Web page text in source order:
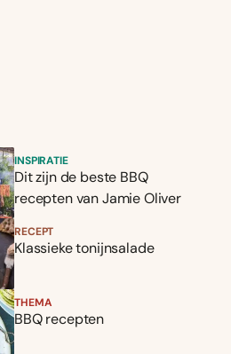
INSPIRATIE
Dit zijn de beste BBQ
recepten van Jamie Oliver
RECEPT
Klassieke tonijnsalade
THEMA
BBQ recepten